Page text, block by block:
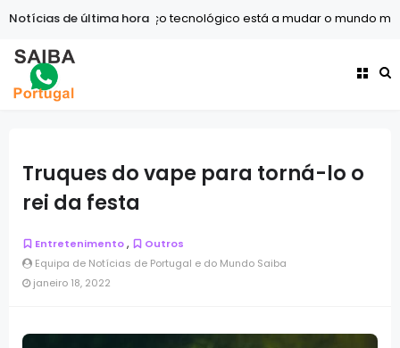
Tecnologia O avanço tecnológico está a mudar o mundo
Notícias de última hora
Truques do vape para torná-lo o
rei da festa
Entretenimento,
Outros
Equipa de Notícias de Portugal e do Mundo Saiba
janeiro 18, 2022